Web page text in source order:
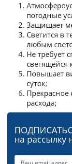
погодные
Защищает
Светится в
любым
Не требует
светящейся
Повышает
суток;
Прекрасное
расхода;
на рассылку